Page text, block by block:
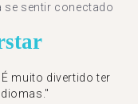
se sentir conectado
star
muito divertido ter